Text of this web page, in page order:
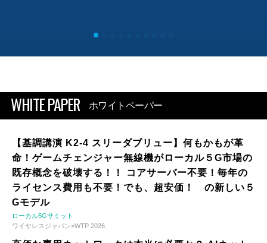
WHITE PAPER ホワイトペーパー
【基調講演 K2-4 スリーダブリュー】何もかもが革
命！ゲームチェンジャー無線機がローカル５G市場の
既存概念を破壊する！！ コアサーバー不要！毎年の
ライセンス費用も不要！でも、超安価！ の新しい５
Gモデル
ローカル5Gサミット
ワイヤレスジャパン×WTP 2026